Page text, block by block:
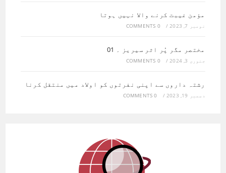
مؤمن غیبت کرنے والا نہیں ہوتا
نومبر 7, 2023 /
0 COMMENTS
مختصر مگر پُر اثر سیریز ۔ 01
جنوری 3, 2024 /
0 COMMENTS
رشتہ داروں سے اپنی نفرتوں کو اولاد میں منتقل کرنا
دسمبر 19, 2023 /
0 COMMENTS